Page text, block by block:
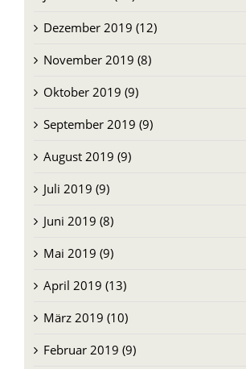
November 2019 (8)
Oktober 2019 (9)
September 2019 (9)
August 2019 (9)
Juli 2019 (9)
Juni 2019 (8)
Mai 2019 (9)
April 2019 (13)
März 2019 (10)
Februar 2019 (9)
Januar 2019 (11)